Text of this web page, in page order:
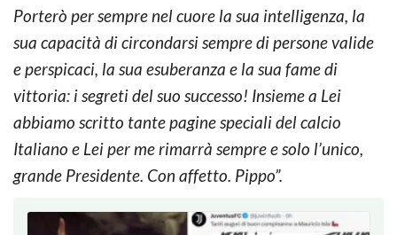
Porterò per sempre nel cuore la sua intelligenza, la
sua capacità di circondarsi sempre di persone valide
e perspicaci, la sua esuberanza e la sua fame di
vittoria: i segreti del suo successo! Insieme a Lei
abbiamo scritto tante pagine speciali del calcio
Italiano e Lei per me rimarrà sempre e solo l’unico,
grande Presidente. Con affetto. Pippo”.